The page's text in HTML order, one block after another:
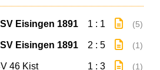
Eisingen 1891 1 : 1 (5)
Eisingen 1891 2 : 5 (1)
46 Kist 1 : 3 (1)